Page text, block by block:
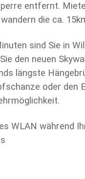
entfernt.
die ca.
sind Sie in
den neuen
längste
oder den
WLAN während